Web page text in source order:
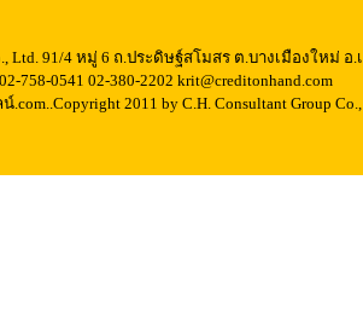
Ltd. 91/4 หมู่ 6 ถ.ประดิษฐ์สโมสร ต.บางเมืองใหม่ อ
758-0541 02-380-2202 krit@creditonhand.com
2011 by C.H. Consultant Group